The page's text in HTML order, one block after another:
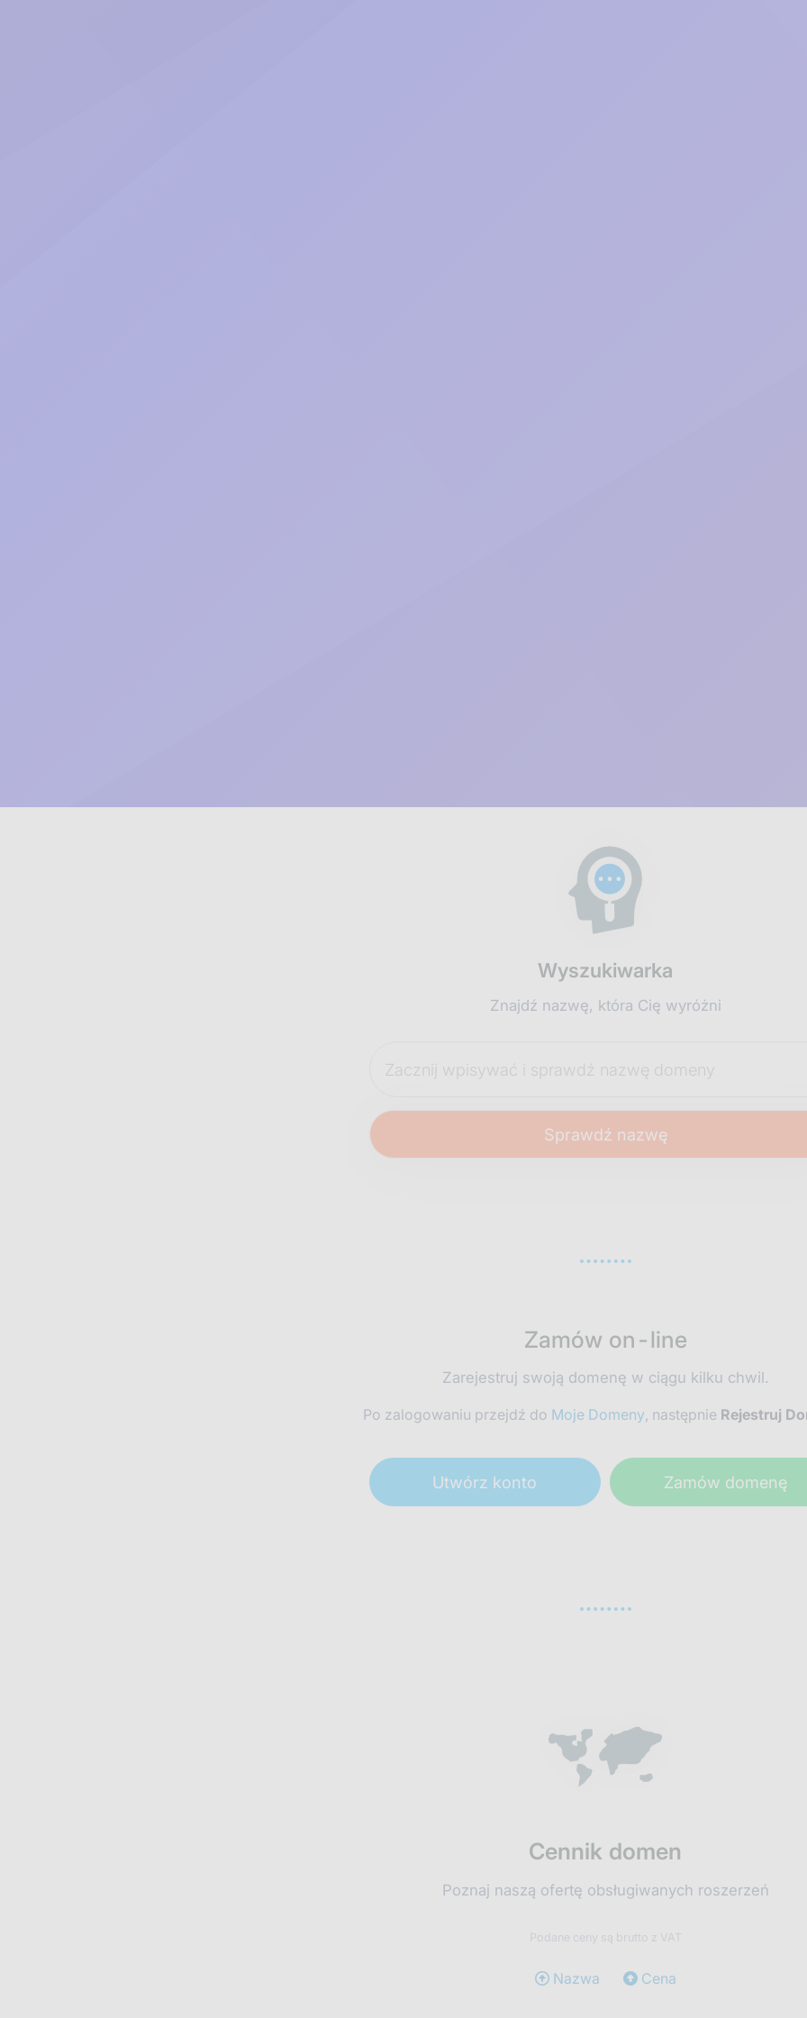
Wyszukiwarka
Znajdź nazwę, która Cię wyróżni
Zamów on-line
Zarejestruj swoją domenę w ciągu kilku chwil.
Po zalogowaniu przejdź do Moje Domeny, następnie Rejestruj
Utwórz konto Zamów domenę
Cennik domen
Poznaj naszą ofertę obsługiwanych roszerzeń
Podane ceny są brutto z VAT
Nazwa Cena